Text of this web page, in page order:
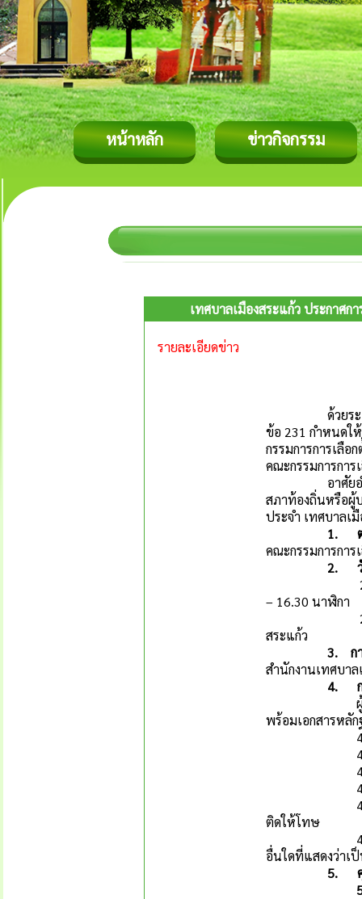
หน้าหลัก ข่าวกิจกรรม
เทศบาลเมืองสระแก้ว ประกาศก
รายละเอียดข่าว
ด้วยระเบียบค
ข้อ 231 กำหนดใ
กรรมการการเลื
คณะกรรมการการ
อาศัยอำนาจต
สภาท้องถิ่นหรือผู้
ประจำ เทศบาลเ
1.
คณะกรรมการกา
2.
2.1 รับสมัคร
– 16.30 นาฬิกา
2.2 สถานที่รั
สระแก้ว
3.
ก
สำนักงานเทศบาล
4.
ผู้ประสงค์จะ
พร้อมเอกสารหลั
4.1 ใ
4.2 รูปถ่ายห
4.3 สำเนาบั
4.4 สำเนา
4.5 ใบรับรอ
ติดให้โทษ
4.6 สำเนาห
อื่นใดที่แสดงว่าเ
5.